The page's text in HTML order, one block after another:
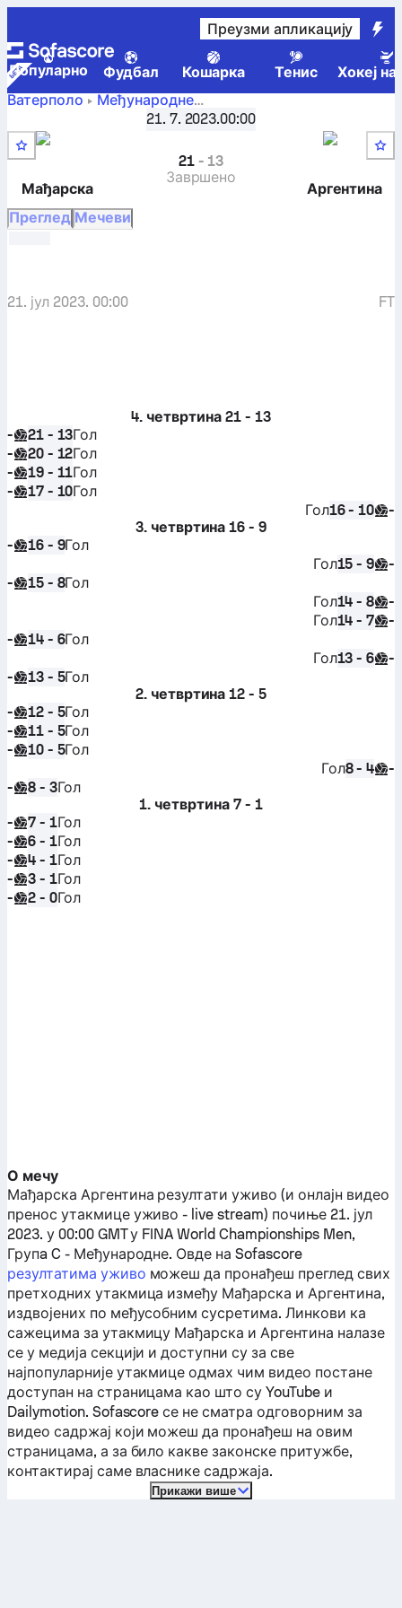
Преузми апликацију
Популарно Фудбал Кошарка Тенис
Хокеј
Ватерполо
Међународне
FINA World Championships Men, Групa C
Мађарска
21. 7. 2023.00:00
Мађарска
21- 13
Завршено
Аргентина
Преглед Мечеви
21. јул 2023. 00:00 FT
4. четвртина 21 - 13
-
21 - 13Гол
-
20 - 12Гол
-
19 - 11Гол
-
17 - 10Гол
-
16 - 10
Гол
3. четвртина 16 - 9
-
16 - 9Гол
-
15 - 9
Гол
-
15 - 8Гол
-
14 - 8
Гол
-
14 - 7
Гол
-
14 - 6Гол
-
13 - 6
Гол
-
13 - 5Гол
2. четвртина 12 - 5
-
12 - 5Гол
-
11 - 5Гол
-
10 - 5Гол
-
8 - 4
Гол
-
8 - 3Гол
1. четвртина 7 - 1
-
7 - 1Гол
-
6 - 1Гол
-
4 - 1Гол
-
3 - 1Гол
-
2 - 0Гол
О мечу
Мађарска Аргентина резултати уживо (и онлајн видео
пренос утакмице уживо - live stream) почиње 21. јул
2023. у 00:00 GMT у FINA World Championships Men,
Групa C - Међународне. Овде на Sofascore
резултатима уживо можеш да пронађеш преглед свих
претходних утакмица између Мађарска и Аргентина,
издвојених по међусобним сусретима. Линкови ка
сажецима за утакмицу Мађарска иАргентина налазе
се у медија секцији и доступни су за све
најпопуларније утакмице одмах чим видео постане
доступан на страницама као што су YouTube и
Dailymotion. Sofascore се не сматра одговорним за
видео садржај који можеш да пронађеш на овим
страницама, а за било какве законске притужбе,
контактирај саме власнике садржаја.
Прикажи више